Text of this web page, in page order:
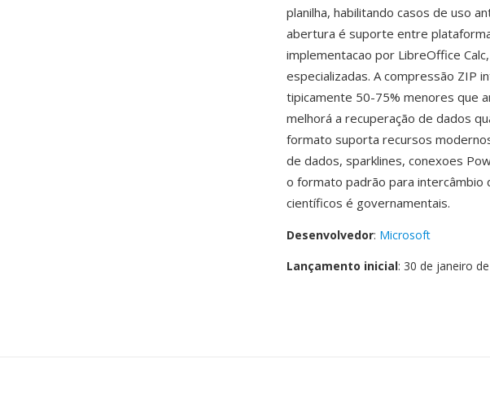
planilha, habilitando casos de uso
abertura é suporte entre
implementacao por LibreOffice
especializadas. A compressão ZIP
tipicamente 50-75% menores que
melhorá a recuperação de dados
formato suporta recursos
de dados, sparklines, conexoes
o formato padrão para intercâmbio
científicos é governamentais.
Desenvolvedor: Microsoft
Lançamento inicial: 30 de janeiro